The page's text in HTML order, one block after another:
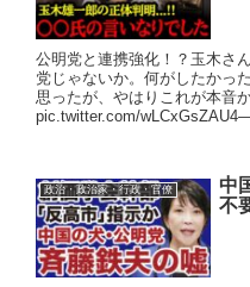
公明党と連携強化！？玉木さ
党じゃないか。何がしたかっ
思ったが、やはりこれが本音
pic.twitter.com/
政治・政治家・行政・官僚
中
不